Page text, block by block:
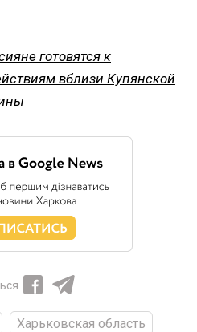
готовятся к
вблизи Купянской
Харьковская область